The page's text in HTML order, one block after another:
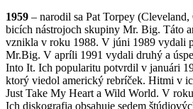
1959 – narodil sa Pat Torpey
bicích nástrojoch skupiny Mr. Big. Táto
vznikla v roku 1988. V júni 1989 vydali
Mr.Big. V apríli 1991 vydali druhý a
Into It. Ich popularitu potvrdil v januári
ktorý viedol americký rebríček. Hitmi v
Just Take My Heart a Wild World. V
Ich diskografia obsahuje sedem